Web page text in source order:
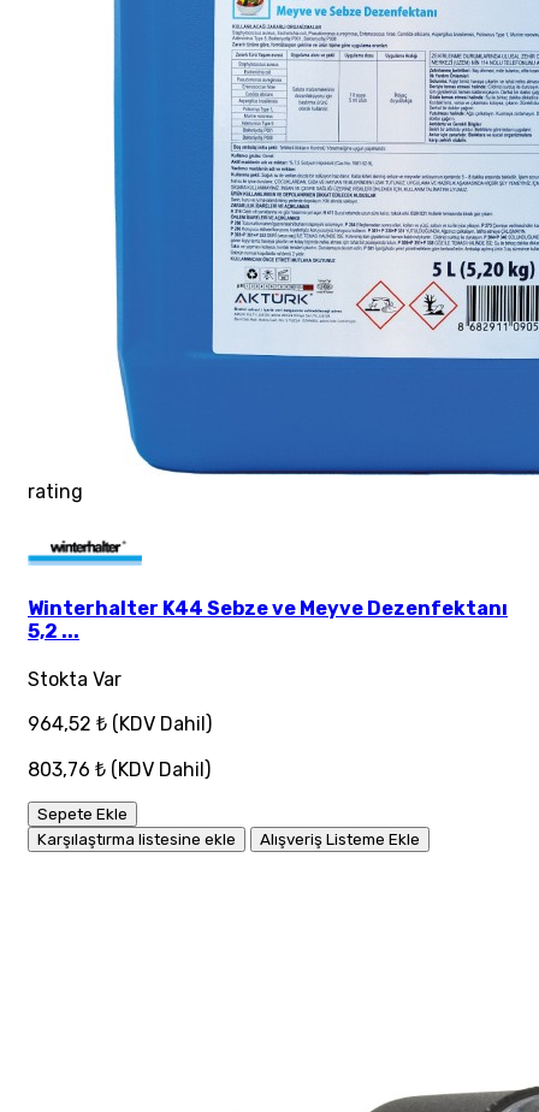
rating
Winterhalter K44 Sebze ve Meyve Dezenfektanı
5,2 ...
Stokta Var
964,52 ₺ (KDV Dahil)
803,76 ₺ (KDV Dahil)
Sepete Ekle
Karşılaştırma listesine ekle
Alışveriş Listeme Ekle